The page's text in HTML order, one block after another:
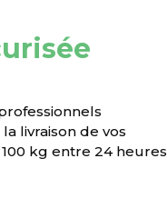
livraison de vos
kg entre 24 heures